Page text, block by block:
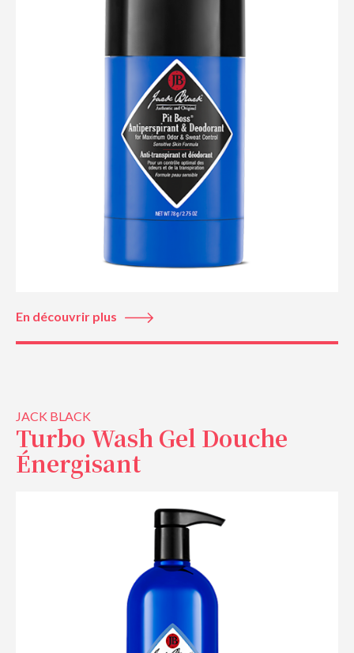
En découvrir plus
JACK BLACK
Turbo Wash Gel Douche
Énergisant